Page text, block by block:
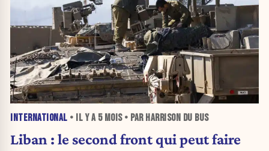
INTERNATIONAL • IL Y A 5 MOIS• PAR HARRISON DU BUS
Liban : le second front qui peut faire